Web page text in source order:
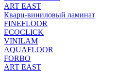
ART EAST
Кварц-виниловый ламинат
FINEFLOOR
ECOCLICK
VINILAM
AQUAFLOOR
FORBO
ART EAST